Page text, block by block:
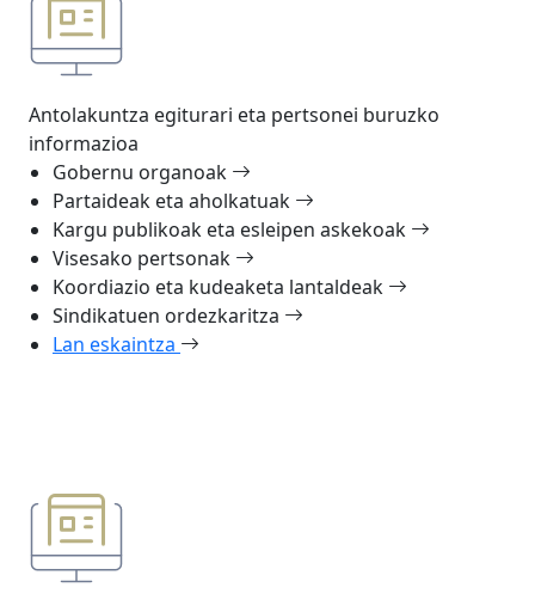
Antolakuntza egiturari eta pertsonei buruzko
informazioa
Gobernu organoak
Partaideak eta aholkatuak
Kargu publikoak eta esleipen askekoak
Visesako pertsonak
Koordiazio eta kudeaketa lantaldeak
Sindikatuen ordezkaritza
Lan eskaintza